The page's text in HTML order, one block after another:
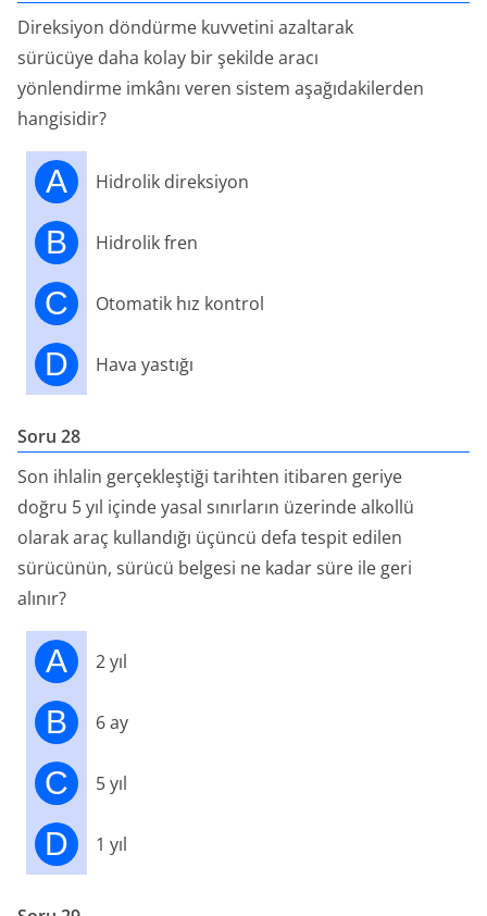
Direksiyon döndürme kuvvetini azaltarak
sürücüye daha kolay bir şekilde aracı
yönlendirme imkânı veren sistem aşağıdakilerden
hangisidir?
A Hidrolik direksiyon
B Hidrolik fren
C Otomatik hız kontrol
D Hava yastığı
Soru 28
Son ihlalin gerçekleştiği tarihten itibaren geriye
doğru 5 yıl içinde yasal sınırların üzerinde alkollü
olarak araç kullandığı üçüncü defa tespit edilen
sürücünün, sürücü belgesi ne kadar süre ile geri
alınır?
A 2 yıl
B 6 ay
C 5 yıl
D 1 yıl